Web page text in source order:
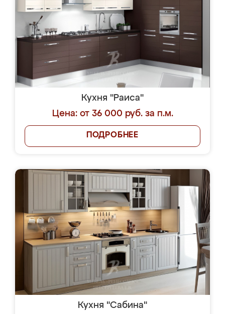
Кухня "Раиса"
Цена: от 36 000 руб. за п.м.
ПОДРОБНЕЕ
Кухня "Сабина"